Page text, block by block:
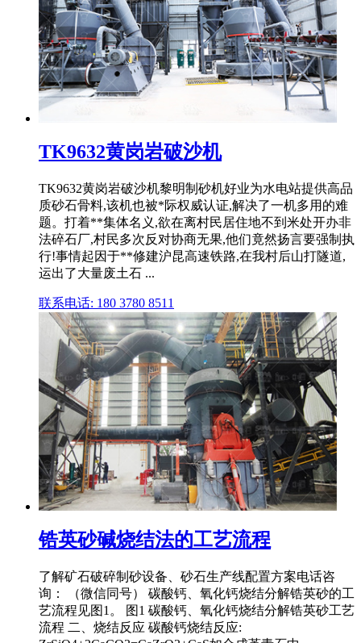
TK9632黄岗岩破沙机
TK9632黄岗岩破沙机黎明制砂机好业为水电站提供高品
质砂石骨料,该机也被*际权威认证,解决了一机多用的难
题。打着**集体名义,欲在离村民居住地不到米处开办非
法碎石厂,村民多次反对协商无果,他们竟然扬言要强制执
行!事情起因于**修建沪昆高速铁路,在我村后山打隧道,
运出了大量废土石 ...
联系电话: 180 3780 8511
锆英砂碱烧结法的工艺流程
了解矿石破碎制砂设备、砂石生产线配置方案电话咨
询： （微信同号） 碳酸钙、氧化钙烧结分解锆英砂的工
艺流程见图1。 图1 碳酸钙、氧化钙烧结分解锆英砂工艺
流程 二、烧结反应 碳酸钙烧结反应: